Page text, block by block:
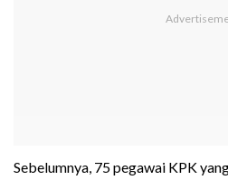
Sebelumnya, 75 pegawai KPK